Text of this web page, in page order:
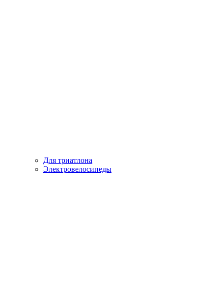
Для триатлона
Электровелосипеды